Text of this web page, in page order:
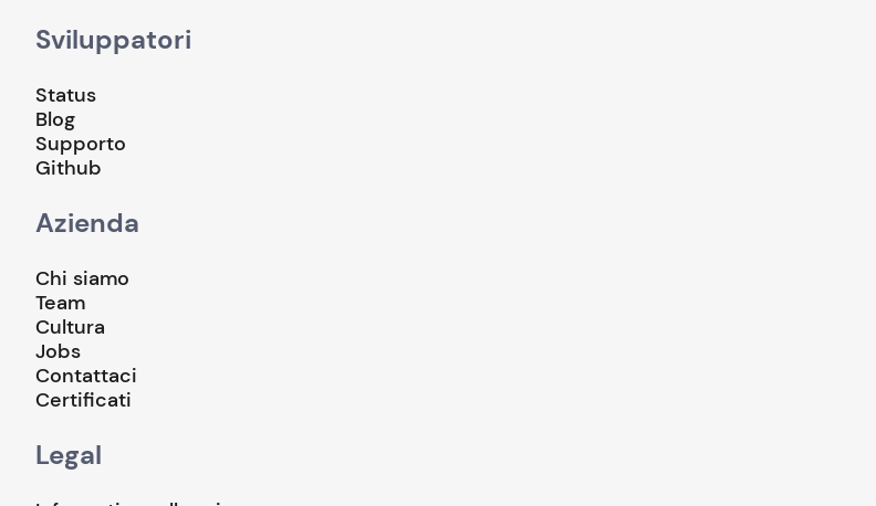
Sviluppatori
Status
Blog
Supporto
Github
Azienda
Chi siamo
Team
Cultura
Jobs
Contattaci
Certificati
Legal